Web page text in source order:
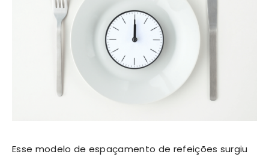
Esse modelo de espaçamento de refeições surgiu